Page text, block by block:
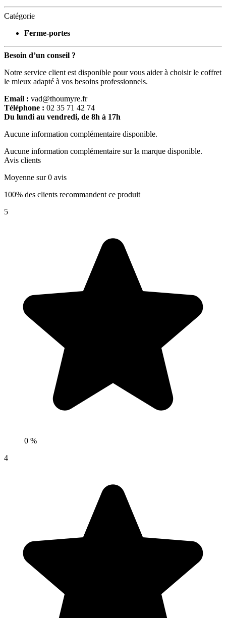
Catégorie
Ferme-portes
Besoin d’un conseil ?
Notre service client est disponible pour vous aider à choisir le coffret
le mieux adapté à vos besoins professionnels.
Email : vad@thoumyre.fr
Téléphone : 02 35 71 42 74
Du lundi au vendredi, de 8h à 17h
Aucune information complémentaire disponible.
Aucune information complémentaire sur la marque disponible.
Avis clients
Moyenne sur 0 avis
100% des clients recommandent ce produit
5
0 %
4